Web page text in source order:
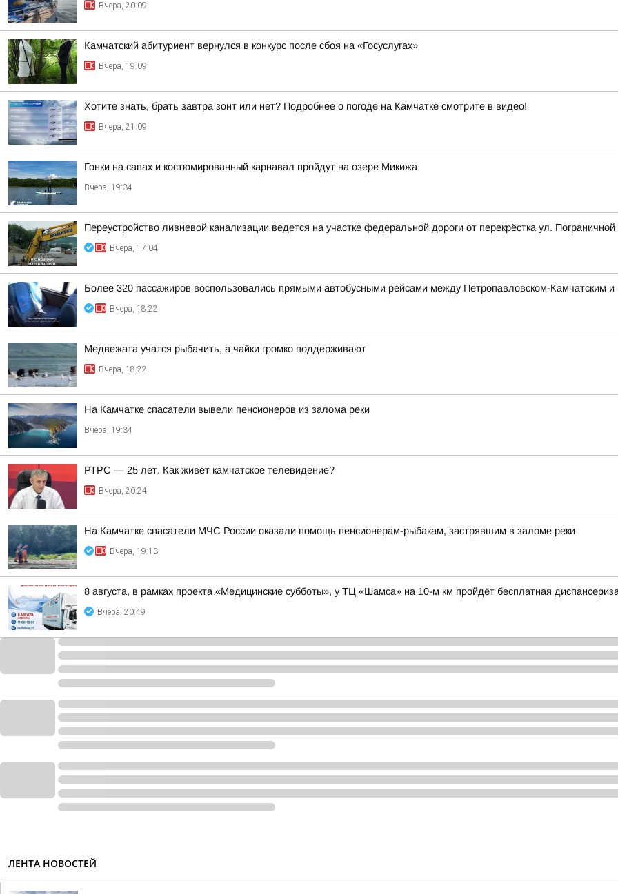
Вчера, 20:09
Камчатский абитуриент вернулся в конкурс после сбоя на «Госуслугах»
Вчера, 19:09
Хотите знать, брать завтра зонт или нет? Подробнее о погоде на Камчатке смотрите в видео!
Вчера, 21:09
Гонки на сапах и костюмированный карнавал пройдут на озере Микижа
Вчера, 19:34
Переустройство ливневой канализации ведется на участке федеральной дороги от перекрёстка ул.
Вчера, 17:04
Более 320 пассажиров воспользовались прямыми автобусными рейсами между Петропавловском-Камчатским и
Вчера, 18:22
Медвежата учатся рыбачить, а чайки громко поддерживают
Вчера, 18:22
На Камчатке спасатели вывели пенсионеров из залома реки
Вчера, 19:34
РТРС — 25 лет. Как живёт камчатское телевидение?
Вчера, 20:24
На Камчатке спасатели МЧС России оказали помощь пенсионерам-рыбакам, застрявшим в заломе реки
Вчера, 19:13
8 августа, в рамках проекта «Медицинские субботы», у ТЦ «Шамса» на 10-м км пройдёт бесплатная
Вчера, 20:49
ЛЕНТА НОВОСТЕЙ